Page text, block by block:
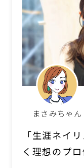
まさみちゃん
「生涯ネイ
く理想のプロ